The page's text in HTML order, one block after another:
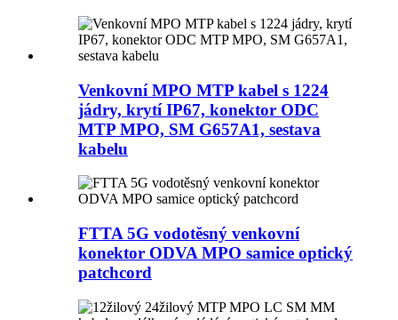
Venkovní MPO MTP kabel s 1224
jádry, krytí IP67, konektor ODC
MTP MPO, SM G657A1, sestava
kabelu
FTTA 5G vodotěsný venkovní
konektor ODVA MPO samice optický
patchcord